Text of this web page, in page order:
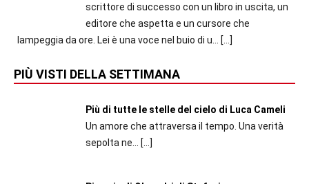
scrittore di successo con un libro in uscita, un
editore che aspetta e un cursore che
lampeggia da ore. Lei è una voce nel buio di u...
[…]
PIÙ VISTI DELLA SETTIMANA
Più di tutte le stelle del cielo di Luca Cameli
Un amore che attraversa il tempo. Una verità
sepolta ne...
[…]